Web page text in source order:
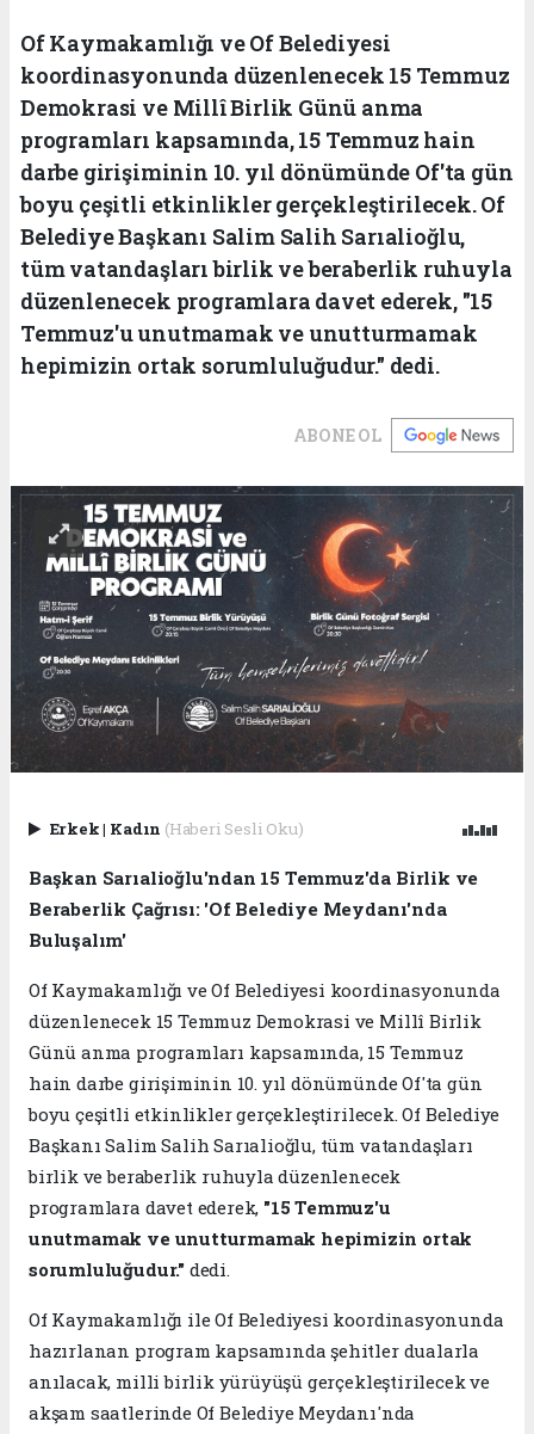
Of Kaymakamlığı ve Of Belediyesi
koordinasyonunda düzenlenecek 15 Temmuz
Demokrasi ve Millî Birlik Günü anma
programları kapsamında, 15 Temmuz hain
darbe girişiminin 10. yıl dönümünde Of'ta gün
boyu çeşitli etkinlikler gerçekleştirilecek. Of
Belediye Başkanı Salim Salih Sarıalioğlu,
tüm vatandaşları birlik ve beraberlik ruhuyla
düzenlenecek programlara davet ederek, "15
Temmuz'u unutmamak ve unutturmamak
hepimizin ortak sorumluluğudur." dedi.
ABONE OL
Erkek| Kadın (Haberi Sesli Oku)
Başkan Sarıalioğlu'ndan 15 Temmuz'da Birlik ve
Beraberlik Çağrısı: 'Of Belediye Meydanı'nda
Buluşalım'
Of Kaymakamlığı ve Of Belediyesi koordinasyonunda
düzenlenecek 15 Temmuz Demokrasi ve Millî Birlik
Günü anma programları kapsamında, 15 Temmuz
hain darbe girişiminin 10. yıl dönümünde Of'ta gün
boyu çeşitli etkinlikler gerçekleştirilecek. Of Belediye
Başkanı Salim Salih Sarıalioğlu, tüm vatandaşları
birlik ve beraberlik ruhuyla düzenlenecek
programlara davet ederek, "15 Temmuz'u
unutmamak ve unutturmamak hepimizin ortak
sorumluluğudur." dedi.
Of Kaymakamlığı ile Of Belediyesi koordinasyonunda
hazırlanan program kapsamında şehitler dualarla
anılacak, milli birlik yürüyüşü gerçekleştirilecek ve
akşam saatlerinde Of Belediye Meydanı'nda